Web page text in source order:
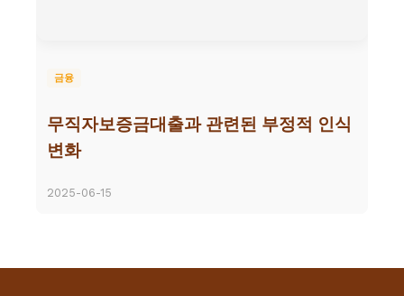
금융
무직자보증금대출과 관련된 부정적 인식
변화
2025-06-15